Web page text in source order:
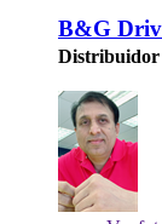
B&G
Distribuidor